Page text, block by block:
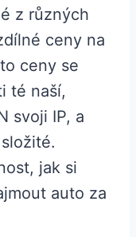
z různých
ceny na
ceny se
té naší,
svoji IP, a
jak si
auto za